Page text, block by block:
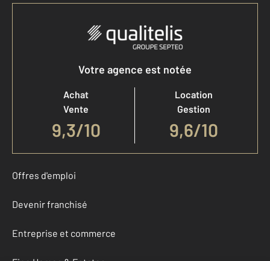
Votre agence est notée
Achat
Vente
9,3/10
Location
Gestion
9,6/10
Offres d'emploi
Devenir franchisé
Entreprise et commerce